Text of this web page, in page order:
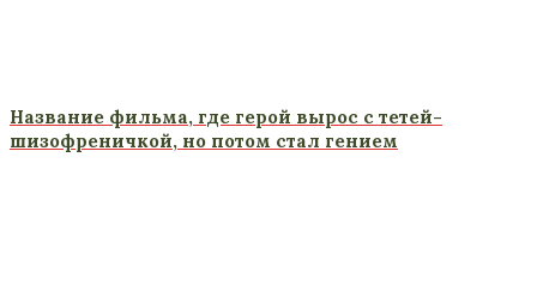
Название фильма, где герой вырос с тетей-
шизофреничкой, но потом стал гением